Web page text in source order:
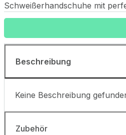
Schweißerhandschuhe mit
Beschreibung
Keine Beschreibung
Zubehör